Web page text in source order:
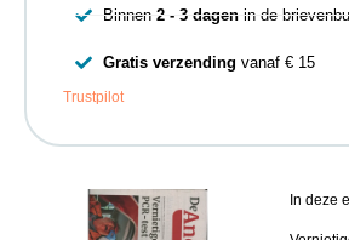
In deze
Binnen 2 - 3 dagenin de
Gratis verzending vanaf € 15
Trustpilot